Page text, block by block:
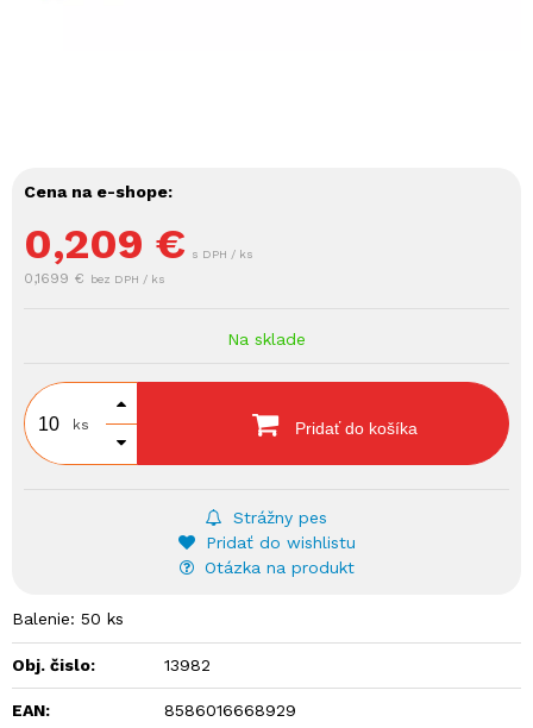
Cena na e-shope:
0,209 € s DPH / ks
0,1699 € bez DPH / ks
Na sklade
ks Pridať do košíka
Strážny pes
Pridať do wishlistu
Otázka na produkt
Balenie: 50 ks
Obj. čislo: 13982
EAN: 8586016668929